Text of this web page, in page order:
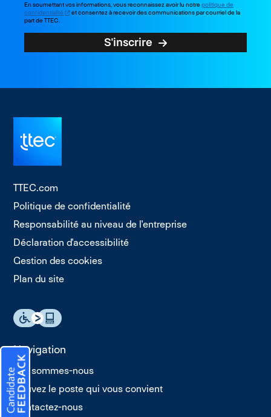
En soumettant vos informations, vous reconnaissez avoir lu notrepolitique de
confidentialité
et consentez à recevoir des communications par courriel de la
part de TTEC.
S'inscrire
TTEC.com
Politique de confidentialité
Responsabilité au niveau de l'entreprise
Déclaration d'accessibilité
Gestion des cookies
Plan du site
Navigation
Qui sommes-nous
Trouvez le poste qui vous convient
Contactez-nous